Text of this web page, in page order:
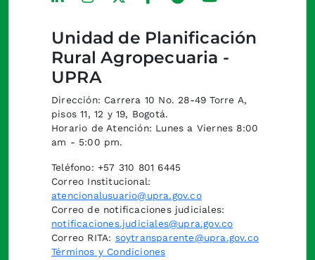
Unidad de Planificación
Rural Agropecuaria -
UPRA
Dirección: Carrera 10 No. 28-49 Torre A,
pisos 11, 12 y 19, Bogotá.
Horario de Atención: Lunes a Viernes 8:00
am - 5:00 pm.
Teléfono: +57 310 801 6445
Correo Institucional:
atencionalusuario@upra.gov.co
Correo de notificaciones judiciales:
notificaciones.judiciales@upra.gov.co
Correo RITA: soytransparente@upra.gov.co
Términos y Condiciones